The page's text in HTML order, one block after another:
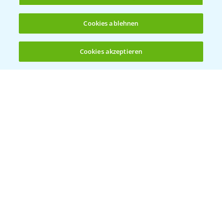
(noch 4)
Folgen Sie uns
Cookies ablehnen
Cookies akzeptieren